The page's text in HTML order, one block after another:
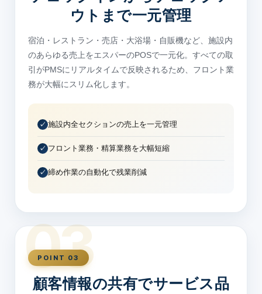
ウトまで一元管理
宿泊・レストラン・売店・大浴場・自販機など、施設内
のあらゆる売上をエスパーのPOSで一元化。すべての取
引がPMSにリアルタイムで反映されるため、フロント業
務が大幅にスリム化します。
施設内全セクションの売上を一元管理
フロント業務・精算業務を大幅短縮
締め作業の自動化で残業削減
03
POINT 03
顧客情報の共有でサービス品